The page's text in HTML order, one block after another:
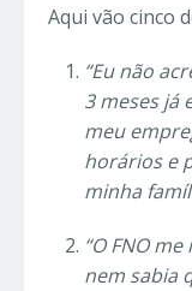
Aqui vão cinco
“Eu não
3 meses já
meu
horários e
minha
“O FNO
nem sabia